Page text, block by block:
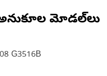
మోడల్‌లు
G3516B